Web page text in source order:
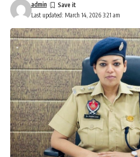
Last updated: March 14, 2026 3:21 am
admin